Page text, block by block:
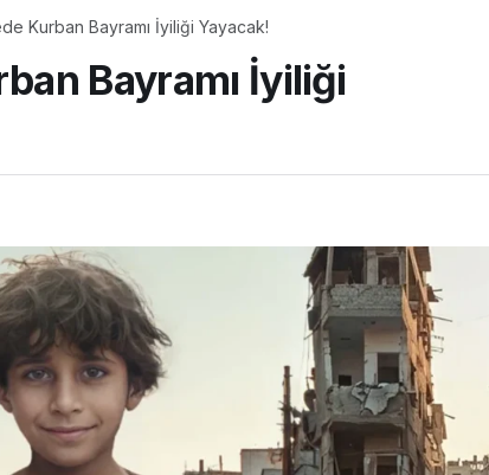
Kurban Bayramı İyiliği Yayacak!
Bayramı İyiliği
Tartışması
3 ay önce
Çaykur Rizespor, Beşiktaş’ı
Ağırlıyor!